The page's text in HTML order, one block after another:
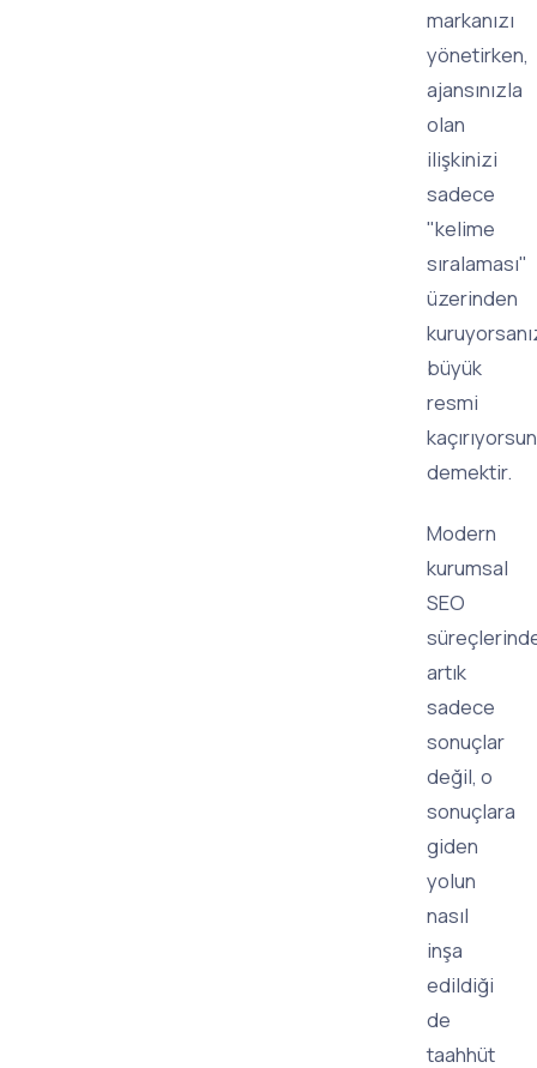
markanızı
yönetirken,
ajansınızla
olan
ilişkinizi
sadece
"kelime
sıralaması"
üzerinden
büyük
resmi
demektir.
Modern
kurumsal
SEO
artık
sadece
sonuçlar
değil, o
sonuçlara
giden
yolun
nasıl
inşa
edildiği
de
taahhüt